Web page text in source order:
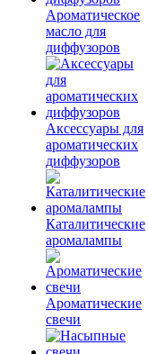
Ароматическое
масло для
диффузоров
Аксессуары для
ароматических
диффузоров
Каталитические
аромалампы
Ароматические
свечи